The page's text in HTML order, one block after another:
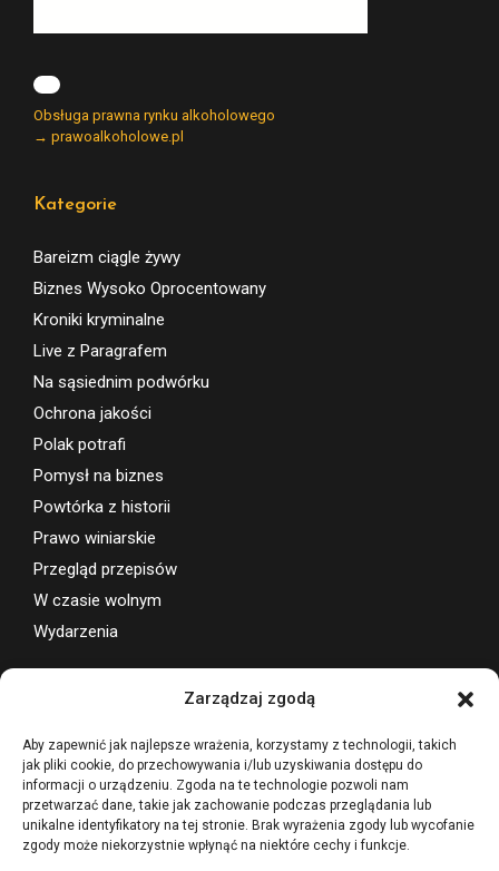
Zarządzaj zgodą
Aby zapewnić jak najlepsze wrażenia, korzystamy z technologii, takich
jak pliki cookie, do przechowywania i/lub uzyskiwania dostępu do
informacji o urządzeniu. Zgoda na te technologie pozwoli nam
przetwarzać dane, takie jak zachowanie podczas przeglądania lub
unikalne identyfikatory na tej stronie. Brak wyrażenia zgody lub wycofanie
zgody może niekorzystnie wpłynąć na niektóre cechy i funkcje.
Obsługa prawna rynku alkoholowego
→ prawoalkoholowe.pl
Kategorie
Bareizm ciągle żywy
Biznes Wysoko Oprocentowany
Kroniki kryminalne
Live z Paragrafem
Na sąsiednim podwórku
Ochrona jakości
Polak potrafi
Pomysł na biznes
Powtórka z historii
Prawo winiarskie
Przegląd przepisów
W czasie wolnym
Wydarzenia